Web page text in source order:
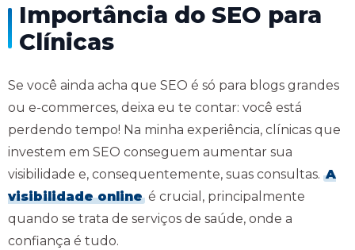
Importância do SEO para
Clínicas
Se você ainda acha que SEO é só para blogs grandes
ou e-commerces, deixa eu te contar: você está
perdendo tempo! Na minha experiência, clínicas que
investem em SEO conseguem aumentar sua
visibilidade e, consequentemente, suas consultas. A
visibilidade online é crucial, principalmente
quando se trata de serviços de saúde, onde a
confiança é tudo.